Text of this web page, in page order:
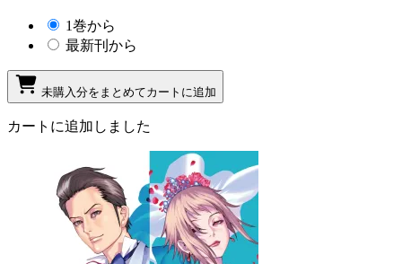
1巻から
最新刊から
未購入分をまとめてカートに追加
カートに追加しました